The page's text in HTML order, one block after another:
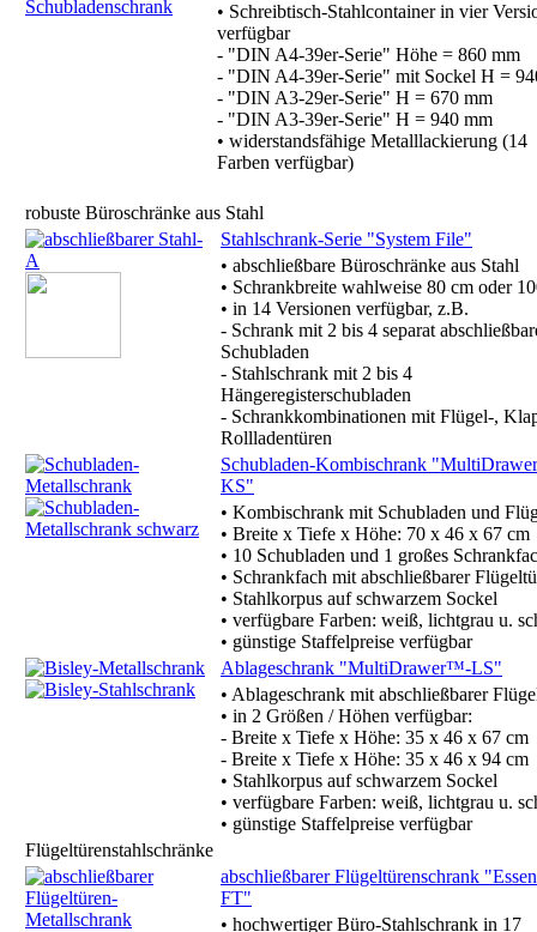
• Schreibtisch-Stahlcontainer in vier
verfügbar
- "DIN A4-39er-Serie" Höhe = 860 mm
- "DIN A4-39er-Serie" mit Sockel H =
- "DIN A3-29er-Serie" H = 670 mm
- "DIN A3-39er-Serie" H = 940 mm
• widerstandsfähige Metalllackierung (14
Farben verfügbar)
robuste Büroschränke aus Stahl
Stahlschrank-Serie "System File"
• abschließbare Büroschränke aus Stahl
• Schrankbreite wahlweise 80 cm oder
• in 14 Versionen verfügbar, z.B.
- Schrank mit 2 bis 4 separat
Schubladen
- Stahlschrank mit 2 bis 4
Hängeregisterschubladen
- Schrankkombinationen mit Flügel-,
Rollladentüren
Schubladen-Kombischrank
KS"
• Kombischrank mit Schubladen und
• Breite x Tiefe x Höhe: 70 x 46 x 67 cm
• 10 Schubladen und 1 großes
• Schrankfach mit abschließbarer
• Stahlkorpus auf schwarzem Sockel
• verfügbare Farben: weiß, lichtgrau u.
• günstige Staffelpreise verfügbar
Ablageschrank "MultiDrawer™-LS"
• Ablageschrank mit abschließbarer
• in 2 Größen / Höhen verfügbar:
- Breite x Tiefe x Höhe: 35 x 46 x 67 cm
- Breite x Tiefe x Höhe: 35 x 46 x 94 cm
• Stahlkorpus auf schwarzem Sockel
• verfügbare Farben: weiß, lichtgrau u.
• günstige Staffelpreise verfügbar
Flügeltürenstahlschränke
abschließbarer Flügeltürenschrank
FT"
• hochwertiger Büro-Stahlschrank in 17